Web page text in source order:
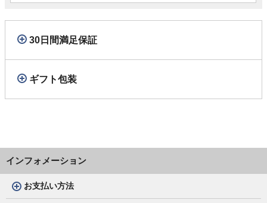
30日間満足保証
ギフト包装
インフォメーション
お支払い方法